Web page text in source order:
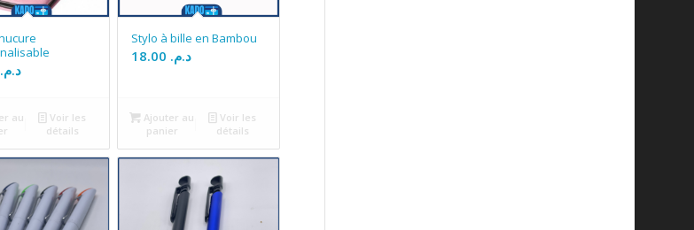
د.م.
au
Voir les
détails
Stylo à bille en Bambou
د.م.
Ajouter au
panier
Voir les
détails